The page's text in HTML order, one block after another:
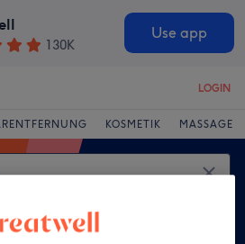
130K
Use app
LOGIN
KOSMETIK MASSAGE